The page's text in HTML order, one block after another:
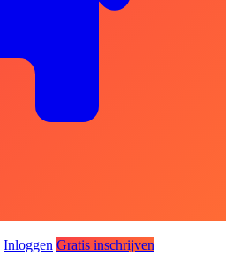
Inloggen Gratis inschrijven